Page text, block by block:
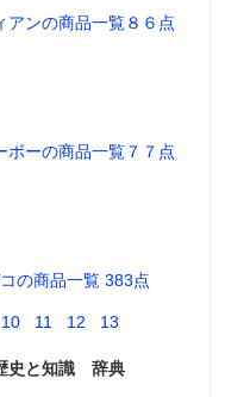
アンの商品一覧８６点
ボーの商品一覧７７点
の商品一覧 383点
10 11 12 13
史と知識 辞典